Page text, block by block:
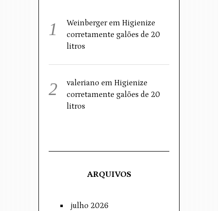
WeinbergeremHigienize
corretamente galões de 20
litros
valeriano emHigienize
corretamente galões de 20
litros
ARQUIVOS
julho 2026